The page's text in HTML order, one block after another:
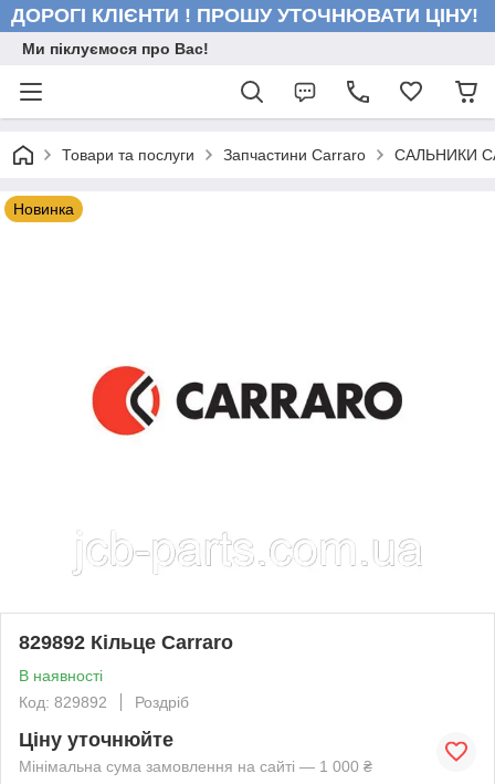
ДОРОГІ КЛІЄНТИ ! ПРОШУ УТОЧНЮВАТИ ЦІНУ!
Ми піклуємося про Вас!
Товари та послуги Запчастини Carraro САЛЬНИКИ
Новинка
829892 Кільце Carraro
В наявності
Код: 829892
Роздріб
Ціну уточнюйте
Мінімальна сума замовлення на сайті — 1 000 ₴